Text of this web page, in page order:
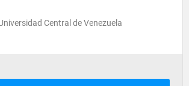
Central de Venezuela